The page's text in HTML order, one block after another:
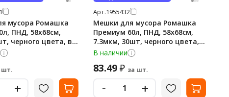
мусора Ромашка
ПНД, 58х68см,
черного цвета, в
шт.
+
Арт.1955432
Мешки для мусора Ромашка
Премиум 60л, ПНД, 58х68см,
7.3мкм, 30шт, черного цвета, в
рулоне
В наличии
83.49₽ за шт.
- +